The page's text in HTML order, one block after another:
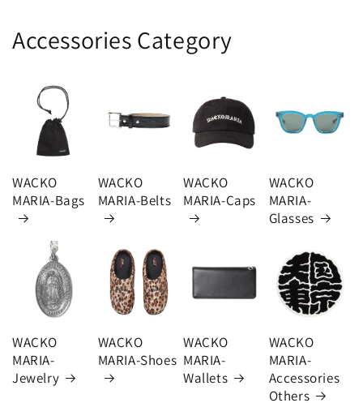
Accessories Category
WACKO
MARIA-Bags
WACKO
MARIA-Belts
WACKO
MARIA-Caps
WACKO
MARIA-
Glasses
WACKO
MARIA-
Jewelry
WACKO
MARIA-Shoes
WACKO
MARIA-
Wallets
WACKO
MARIA-
Accessories
Others